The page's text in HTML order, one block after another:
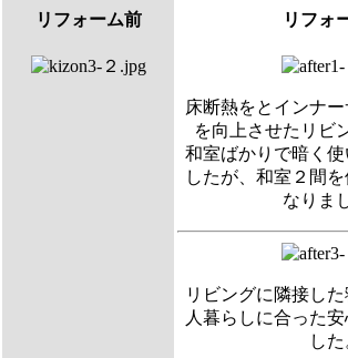
リフォーム前 リフォ
床断熱をとインナ
を向上させたリビ
和室ばかりで暗く
したが、和室２間
なりま
リビングに隣接し
人暮らしに合った
した